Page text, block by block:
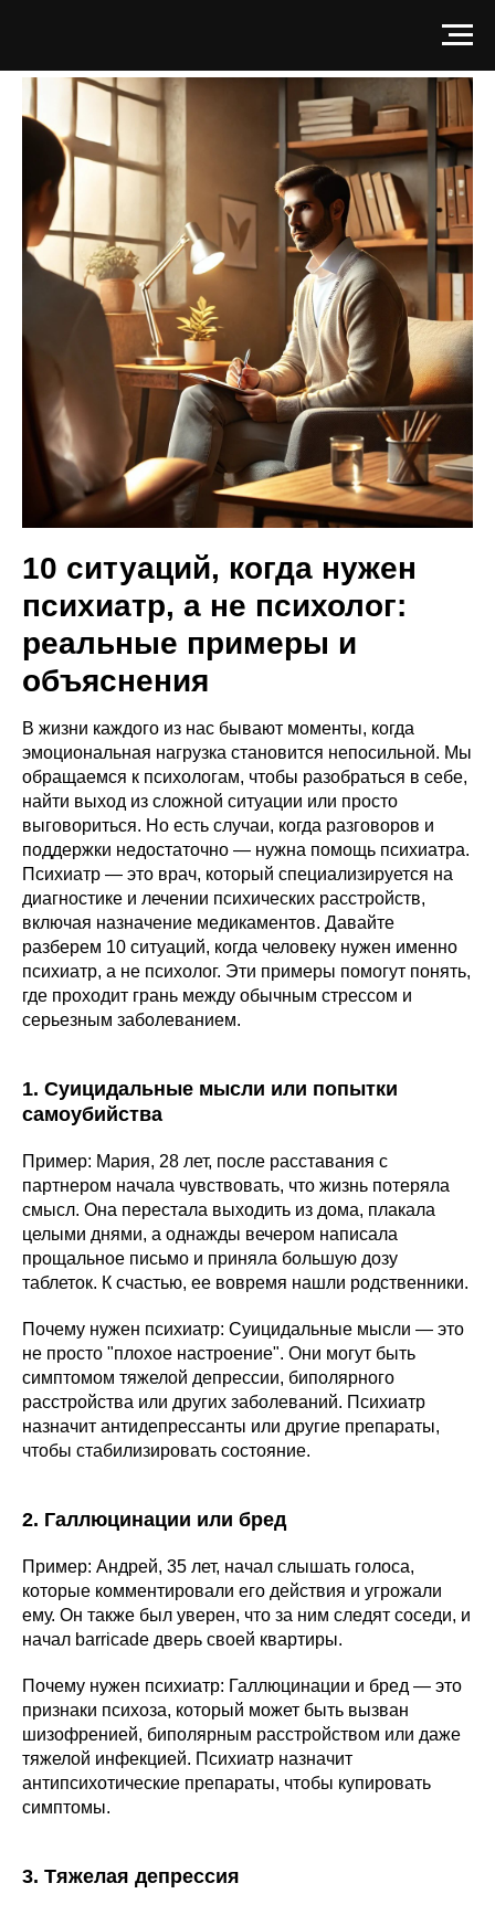
10 ситуаций, когда нужен
психиатр, а не психолог:
реальные примеры и
объяснения
В жизни каждого из нас бывают моменты, когда
эмоциональная нагрузка становится непосильной. Мы
обращаемся к психологам, чтобы разобраться в себе,
найти выход из сложной ситуации или просто
выговориться. Но есть случаи, когда разговоров и
поддержки недостаточно — нужна помощь психиатра.
Психиатр — это врач, который специализируется на
диагностике и лечении психических расстройств,
включая назначение медикаментов. Давайте
разберем 10 ситуаций, когда человеку нужен именно
психиатр, а не психолог. Эти примеры помогут понять,
где проходит грань между обычным стрессом и
серьезным заболеванием.
1. Суицидальные мысли или попытки
самоубийства
Пример: Мария, 28 лет, после расставания с
партнером начала чувствовать, что жизнь потеряла
смысл. Она перестала выходить из дома, плакала
целыми днями, а однажды вечером написала
прощальное письмо и приняла большую дозу
таблеток. К счастью, ее вовремя нашли родственники.
Почему нужен психиатр: Суицидальные мысли — это
не просто "плохое настроение". Они могут быть
симптомом тяжелой депрессии, биполярного
расстройства или других заболеваний. Психиатр
назначит антидепрессанты или другие препараты,
чтобы стабилизировать состояние.
2. Галлюцинации или бред
Пример: Андрей, 35 лет, начал слышать голоса,
которые комментировали его действия и угрожали
ему. Он также был уверен, что за ним следят соседи, и
начал barricade дверь своей квартиры.
Почему нужен психиатр: Галлюцинации и бред — это
признаки психоза, который может быть вызван
шизофренией, биполярным расстройством или даже
тяжелой инфекцией. Психиатр назначит
антипсихотические препараты, чтобы купировать
симптомы.
3. Тяжелая депрессия